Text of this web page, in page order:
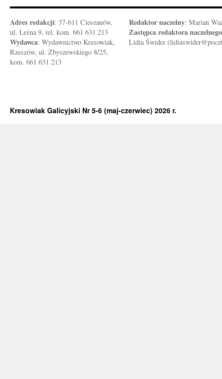
Adres redakcji: 37-611 Cieszanów,
ul. Leśna 9, tel. kom. 661 631 213
Wydawca: Wydawnictwo Kresowiak,
Rzeszów, ul. Zbyszewskiego 8/25,
kom. 661 631 213
Redaktor naczelny: Marian
Zastępca redaktora naczelnego
Lidia Świder
Kresowiak Galicyjski Nr 5-6 (maj-czerwiec) 2026 r.